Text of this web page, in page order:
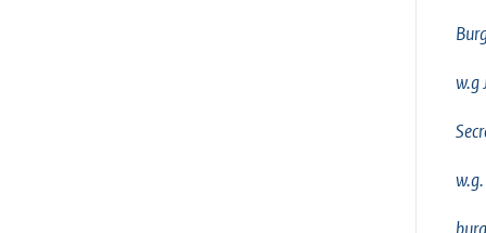
w.g